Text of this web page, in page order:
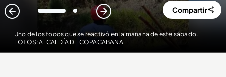
Uno de los focos que se reactivó en la mañana de este sábado.
FOTOS: ALCALDÍA DE COPACABANA
1 2 Compartir